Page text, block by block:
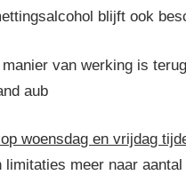
blijft ook
van werking is
aub
woensdag en vrijdag
limitaties meer naar